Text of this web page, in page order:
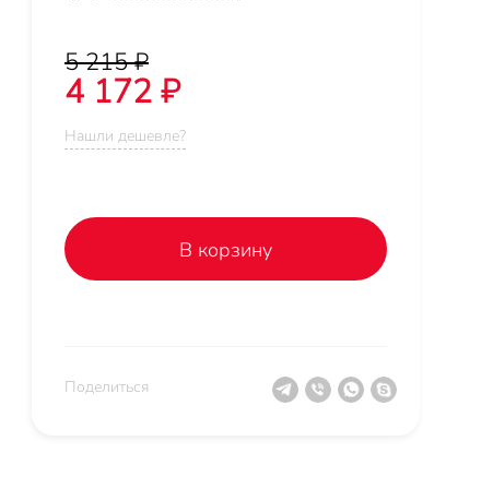
5 215 ₽
4 172 ₽
Нашли дешевле?
В корзину
Поделиться